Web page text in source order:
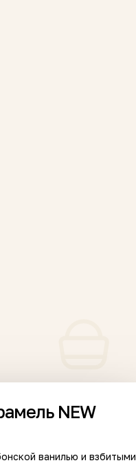
NEW
ванилью и взбитыми